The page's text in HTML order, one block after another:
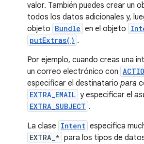
valor. También puedes crear un
todos los datos adicionales y,
objeto Bundle en el objeto
putExtras() .
Por ejemplo, cuando creas una
un correo electrónico con
especificar el destinatario para
EXTRA_EMAIL y especificar el
EXTRA_SUBJECT .
La clase Intent especifica
EXTRA_* para los tipos de